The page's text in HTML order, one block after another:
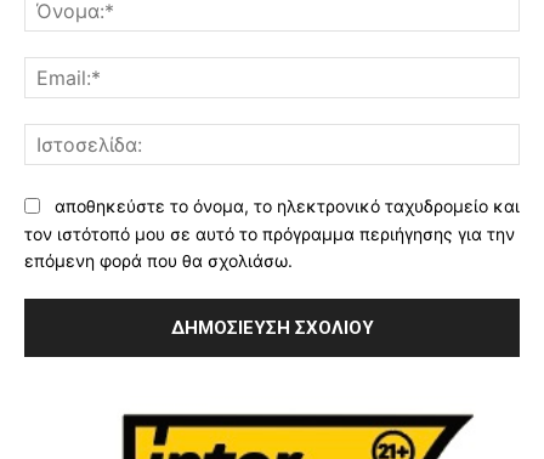
αποθηκεύστε το όνομα, το ηλεκτρονικό ταχυδρομείο και
τον ιστότοπό μου σε αυτό το πρόγραμμα περιήγησης για την
επόμενη φορά που θα σχολιάσω.